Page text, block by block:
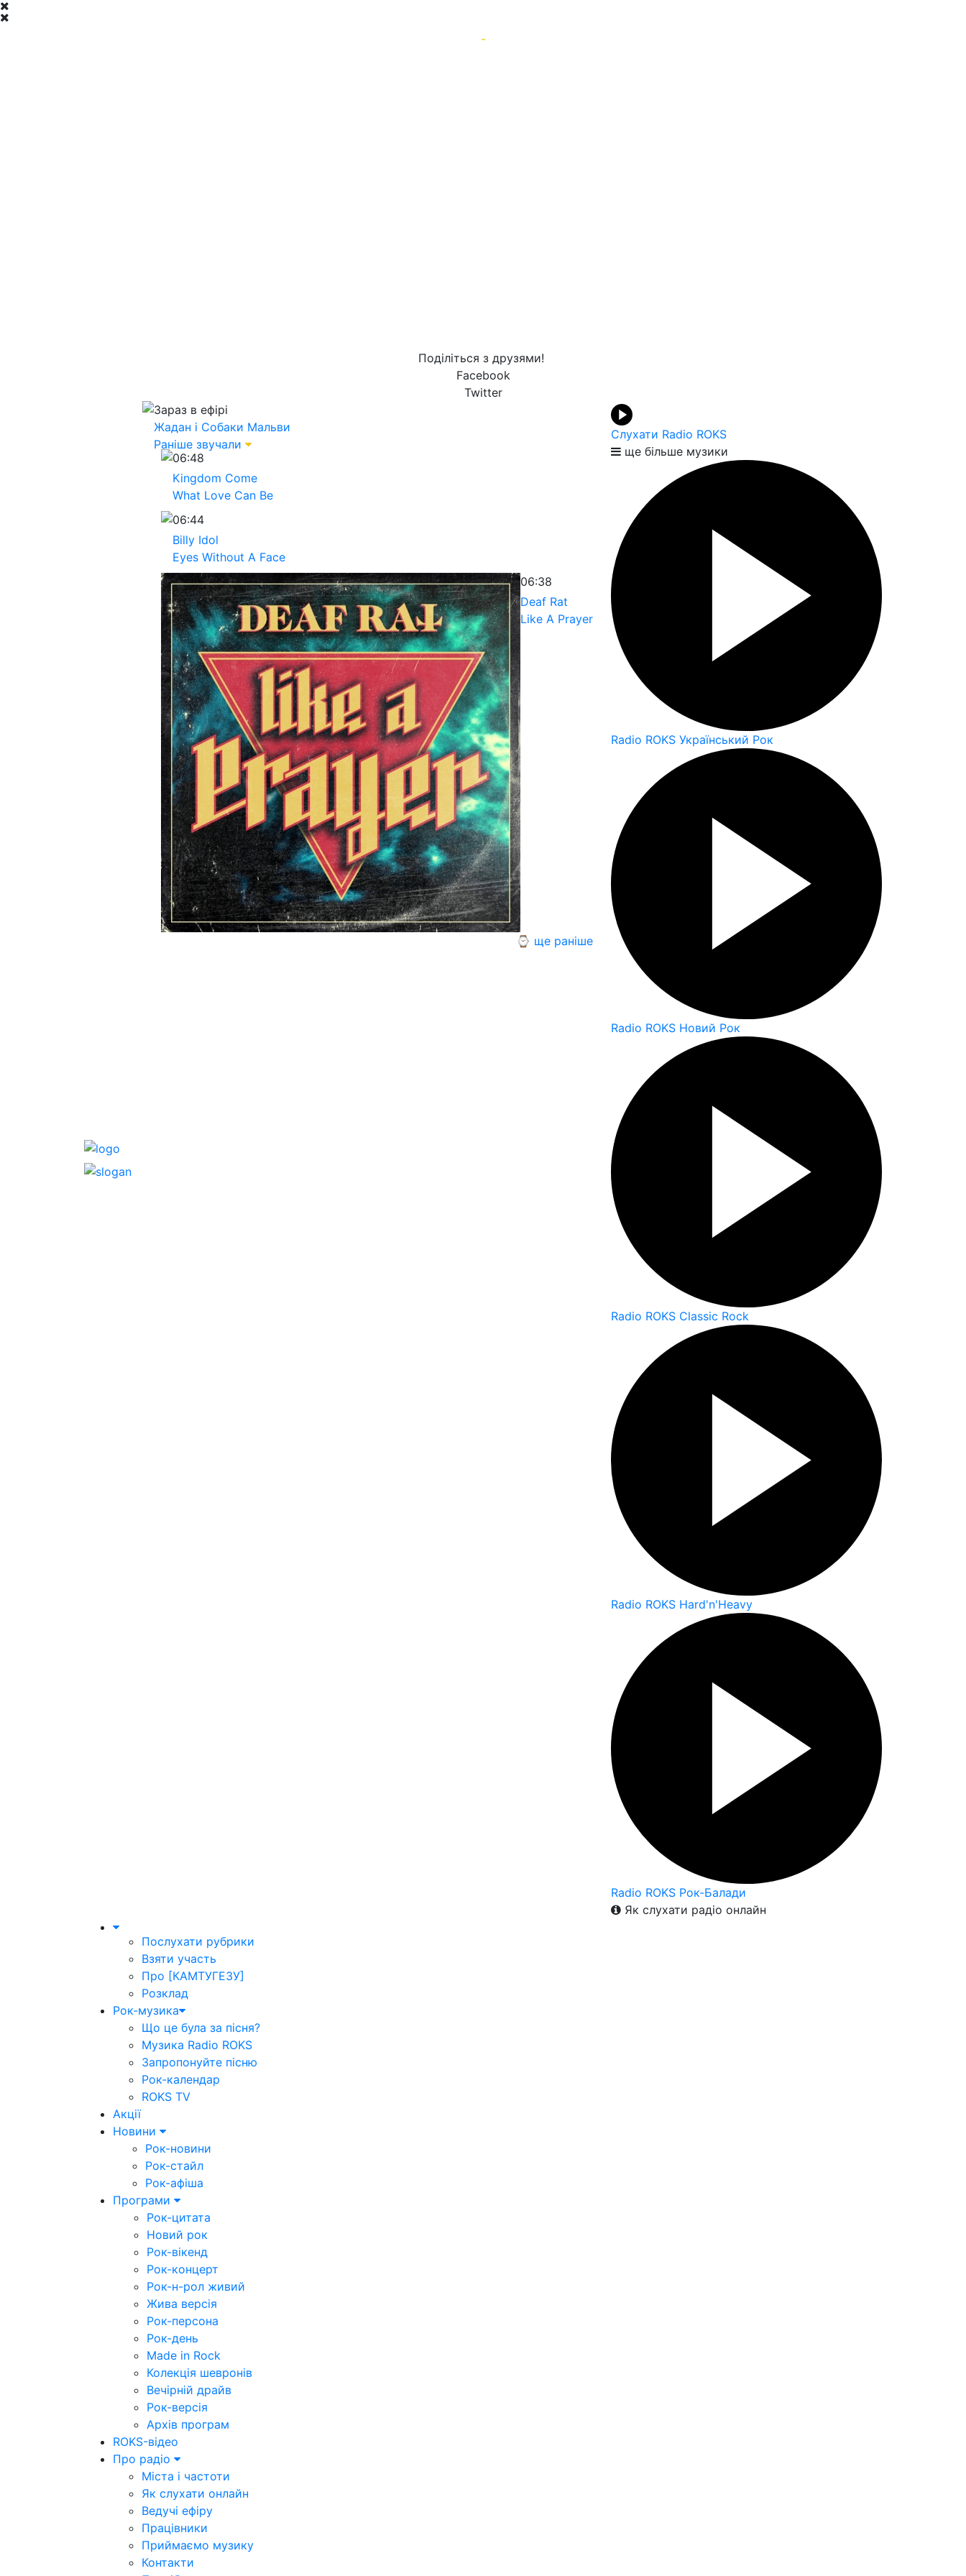
-
Поділіться з друзями!
Facebook
Twitter
Зараз в ефірі
Жадан і Собаки Мальви
Раніше звучали
06:48
Kingdom Come
What Love Can Be
06:44
Billy Idol
Eyes Without A Face
06:38
Deaf Rat
Like A Prayer
⌚ ще раніше
Слухати Radio ROKS
ще більше музики
Radio ROKS Український Рок
Radio ROKS Новий Рок
Radio ROKS Classic Rock
Radio ROKS Hard'n'Heavy
Radio ROKS Рок-Балади
Як слухати радіо онлайн
Послухати рубрики
Взяти участь
Про [КАМТУГЕЗУ]
Розклад
Рок-музика
Що це була за пісня?
Музика Radio ROKS
Запропонуйте пісню
Рок-календар
ROKS TV
Акції
Новини
Рок-новини
Рок-стайл
Рок-афіша
Програми
Рок-цитата
Новий рок
Рок-вікенд
Рок-концерт
Рок-н-рол живий
Жива версія
Рок-персона
Рок-день
Made in Rock
Колекція шевронів
Вечірній драйв
Рок-версія
Архів програм
ROKS-відео
Про радіо
Міста і частоти
Як слухати онлайн
Ведучі ефіру
Працівники
Приймаємо музику
Контакти